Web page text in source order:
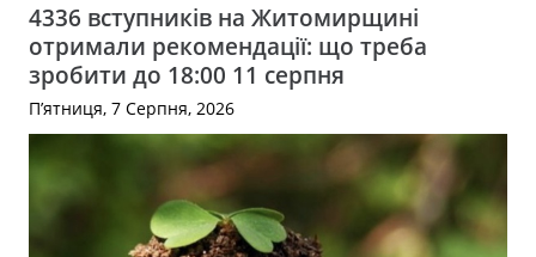
4336 вступників на Житомирщині
отримали рекомендації: що треба
зробити до 18:00 11 серпня
П’ятниця, 7 Серпня, 2026